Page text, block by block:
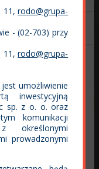
O plikach cookies
treści
i
o tym, jak
partnerom
11,rodo@grupa-
- (02-703) przy
11,rodo@grupa-
umożliwienie
inwestycyjną
sp. z o. o. oraz
komunikacji
określonymi
prowadzonymi